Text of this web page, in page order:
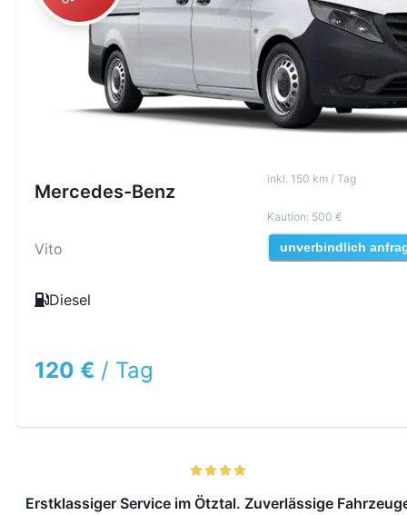
Mercedes-Benz
Vito
Diesel
120 € / Tag
inkl. 150 km / Tag
Kaution: 500 €
unverbindlich
Erstklassiger Service im Ötztal. Zuverlässige